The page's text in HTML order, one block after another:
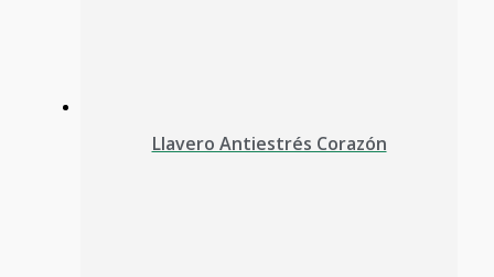
Llavero Antiestrés Corazón